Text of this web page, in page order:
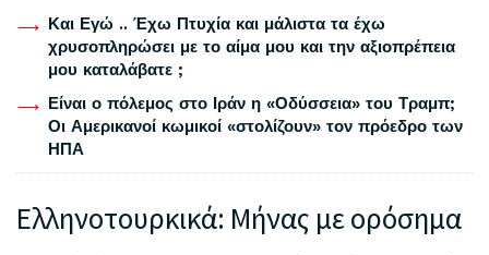
Και Εγώ .. Έχω Πτυχία και μάλιστα τα έχω
χρυσοπληρώσει με το αίμα μου και την αξιοπρέπεια
μου καταλάβατε ;
Είναι ο πόλεμος στο Ιράν η «Οδύσσεια» του Τραμπ;
Οι Αμερικανοί κωμικοί «στολίζουν» τον πρόεδρο των
ΗΠΑ
Ελληνοτουρκικά: Μήνας με ορόσημα